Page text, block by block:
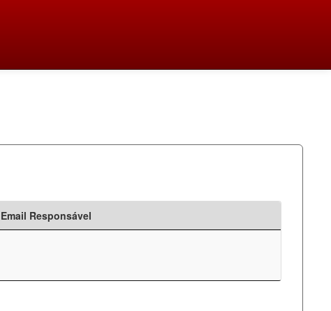
Email Responsável